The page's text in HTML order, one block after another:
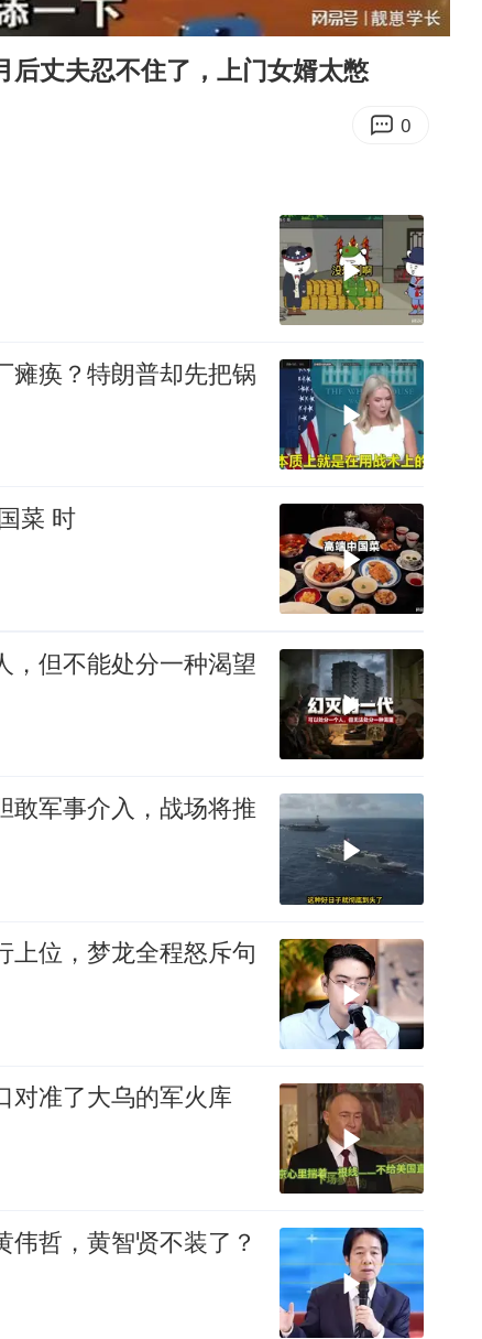
05:10
Enter
后丈夫忍不住了，上门女婿太憋
0
瘫痪？特朗普却先把锅
菜 时
，但不能处分一种渴望
敢军事介入，战场将推
上位，梦龙全程怒斥句
对准了大乌的军火库
哲，黄智贤不装了？